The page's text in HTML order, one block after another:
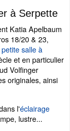
à Serpette
Katia Apelbaum
18/20 & 23,
petite salle à
et en particulier
Volfinger
originales, ainsi
l'éclairage
lustre...